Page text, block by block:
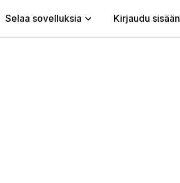
Selaa sovelluksia Kirjaudu sisään